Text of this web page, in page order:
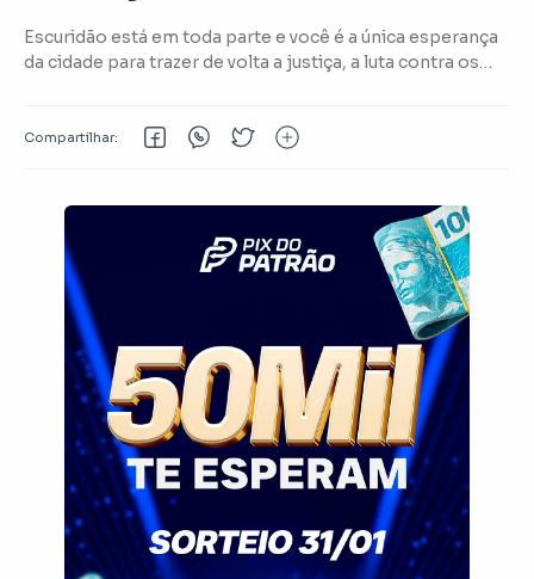
Escuridão está em toda parte e você é a única esperança
da cidade para trazer de volta a justiça, a luta contra os